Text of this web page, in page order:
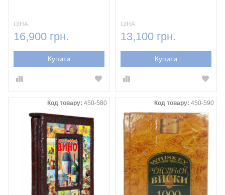
ЦІНА:
16,900 грн.
Купити
ЦІНА:
13,100 грн.
Купити
Код товару: 450-580 Код товару: 450-590